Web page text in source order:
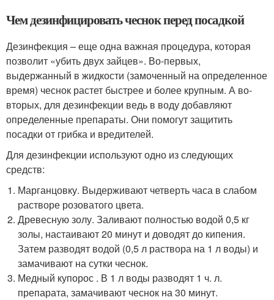
Чем дезинфицировать чеснок перед посадкой
Дезинфекция – еще одна важная процедура, которая
позволит «убить двух зайцев». Во-первых,
выдержанный в жидкости (замоченный на определенное
время) чеснок растет быстрее и более крупным. А во-
вторых, для дезинфекции ведь в воду добавляют
определенные препараты. Они помогут защитить
посадки от грибка и вредителей.
Для дезинфекции используют одно из следующих
средств:
Марганцовку. Выдерживают четверть часа в слабом
растворе розоватого цвета.
Древесную золу. Заливают полностью водой 0,5 кг
золы, настаивают 20 минут и доводят до кипения.
Затем разводят водой (0,5 л раствора на 1 л воды) и
замачивают на сутки чеснок.
Медный купорос . В 1 л воды разводят 1 ч. л.
препарата, замачивают чеснок на 30 минут.